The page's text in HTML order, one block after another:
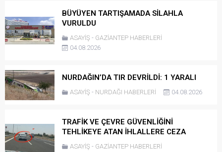
BÜYÜYEN TARTIŞAMADA SİLAHLA
VURULDU
ASAYİŞ - GAZİANTEP HABERLERİ
04.08.2026
NURDAĞIN’DA TIR DEVRİLDİ: 1 YARALI
ASAYİŞ - NURDAĞI HABERLERİ 04.08.2026
TRAFİK VE ÇEVRE GÜVENLİĞİNİ
TEHLİKEYE ATAN İHLALLERE CEZA
ASAYİŞ - GAZİANTEP HABERLERİ